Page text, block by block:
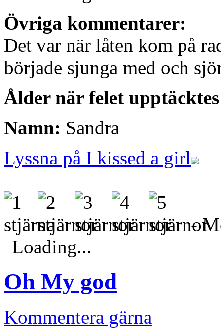
Övriga kommentarer:
Det var när låten kom på
började sjunga med och
Ålder när felet
Namn: Sandra
Lyssna på I kissed a girl
-
Loading...
Oh My god
Kommentera gärna